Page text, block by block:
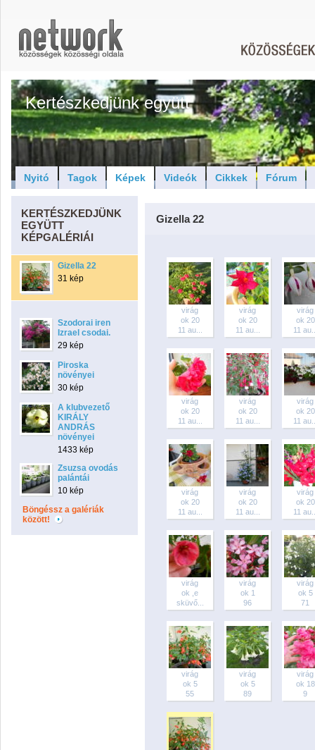
Kertészkedjünk együtt
Nyitó Tagok Képek Videók Cikkek Fórum
KERTÉSZKEDJÜNK
EGYÜTT
KÉPGALÉRIÁI
Gizella 22
31 kép
Szodorai iren
Izrael csodai.
29 kép
Piroska
növényei
30 kép
A klubvezető
KIRÁLY
ANDRÁS
növényei
1433 kép
Zsuzsa ovodás
palántái
10 kép
Böngéssz a galériák
között!
Gizella 22
virág
ok 20
11 au...
virág
ok 20
11 au...
virág
ok 20
11
virág
ok 20
11 au...
virág
ok 20
11 au...
virág
ok 20
11
virág
ok 20
11 au...
virág
ok 20
11 au...
virág
ok 20
11
virág
ok ,e
sküvő...
virág
ok 1
96
virág
ok 5
71
virág
ok 5
55
virág
ok 5
89
virág
ok 18
9